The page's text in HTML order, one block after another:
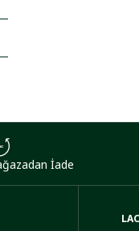
İade